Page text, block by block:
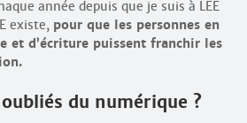
année depuis que je suis à LEE
existe, pour que les personnes en
et d’écriture puissent franchir les
oubliés du numérique ?